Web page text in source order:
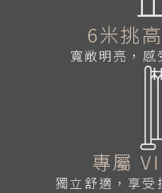
6米挑
寬敞明亮，感
專屬
獨立舒適，享受